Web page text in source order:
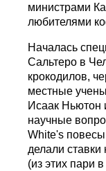
министрами
любителями
Началась
Сальтеро в
крокодилов,
местные
Исаак Ньютон
научные
White's
делали ставки
(из этих пари